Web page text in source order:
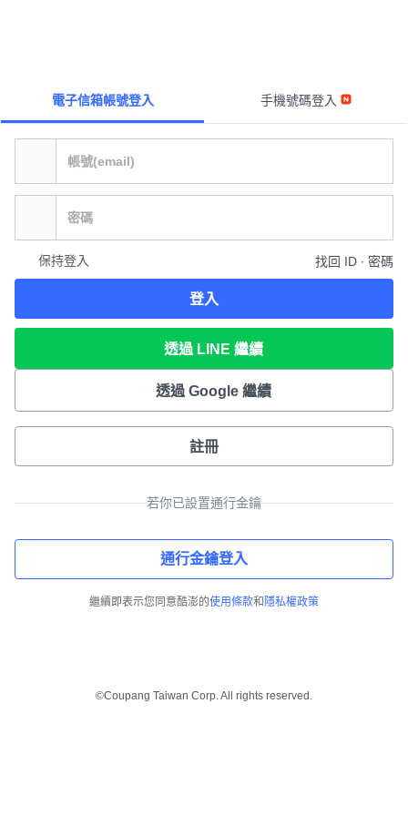
電子信箱帳號登入 手機號碼登入
保持登入 找回 ID ∙ 密碼
登入
透過 LINE 繼續
透過 Google 繼續
註冊
若你已設置通行金鑰
通行金鑰登入
繼續即表示您同意酷澎的使用條款和 隱私權政策
©Coupang Taiwan Corp. All rights reserved.